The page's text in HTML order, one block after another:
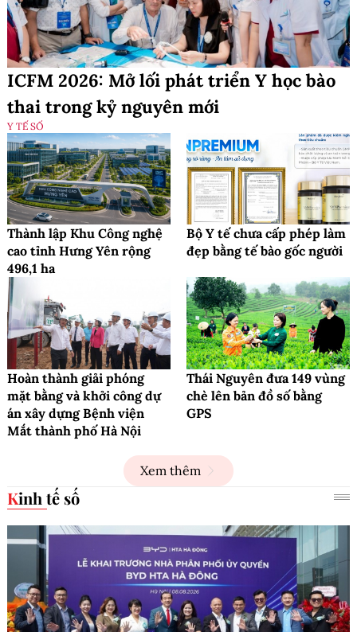
ICFM 2026: Mở lối phát triển Y học bào
thai trong kỷ nguyên mới
Y TẾ SỐ
Thành lập Khu Công nghệ
cao tỉnh Hưng Yên rộng
496,1 ha
Bộ Y tế chưa cấp phép làm
đẹp bằng tế bào gốc người
Hoàn thành giải phóng
mặt bằng và khởi công dự
án xây dựng Bệnh viện
Mắt thành phố Hà Nội
Thái Nguyên đưa 149 vùng
chè lên bản đồ số bằng
GPS
Xem thêm
Kinh tế số